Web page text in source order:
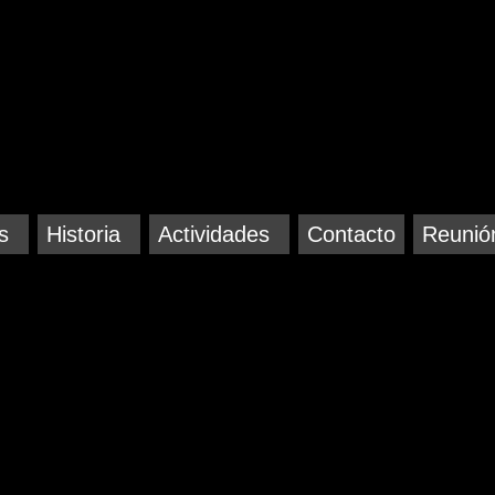
Historia Actividades Contacto